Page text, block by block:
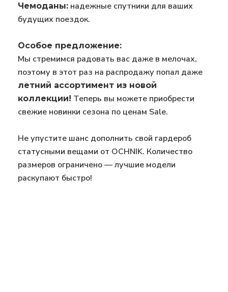
Чемоданы: надежные спутники для ваших
будущих поездок.
Особое предложение:
Мы стремимся радовать вас даже в мелочах,
поэтому в этот раз на распродажу попал даже
летний ассортимент из новой
коллекции! Теперь вы можете приобрести
свежие новинки сезона по ценам Sale.
Не упустите шанс дополнить свой гардероб
статусными вещами от OCHNIK. Количество
размеров ограничено — лучшие модели
раскупают быстро!